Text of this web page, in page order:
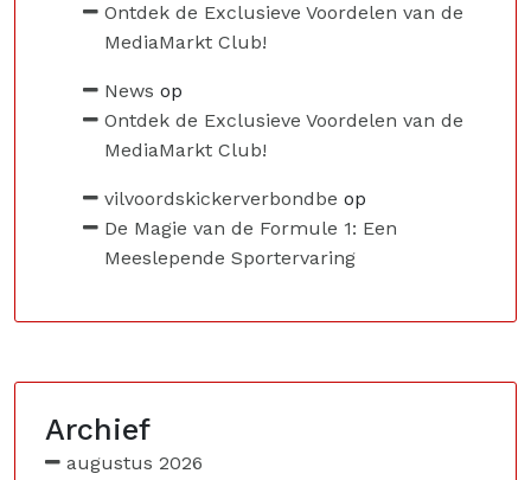
Ontdek de Exclusieve Voordelen van de
MediaMarkt Club!
News op
Ontdek de Exclusieve Voordelen van de
MediaMarkt Club!
vilvoordskickerverbondbe op
De Magie van de Formule 1: Een
Meeslepende Sportervaring
Archief
augustus 2026